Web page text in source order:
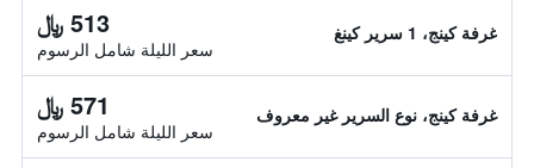
غرفة كينج، 1 سرير كينغ 513 ﷼
سعر الليلة شامل الرسوم
غرفة كينج، نوع السرير غير معروف 571 ﷼
سعر الليلة شامل الرسوم